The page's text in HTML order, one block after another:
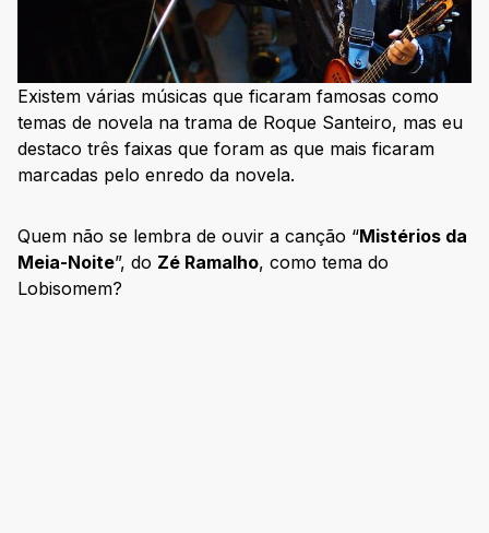
Existem várias músicas que ficaram famosas como
temas de novela na trama de Roque Santeiro, mas eu
destaco três faixas que foram as que mais ficaram
marcadas pelo enredo da novela.
Quem não se lembra de ouvir a canção “Mistérios da
Meia-Noite”, do Zé Ramalho, como tema do
Lobisomem?